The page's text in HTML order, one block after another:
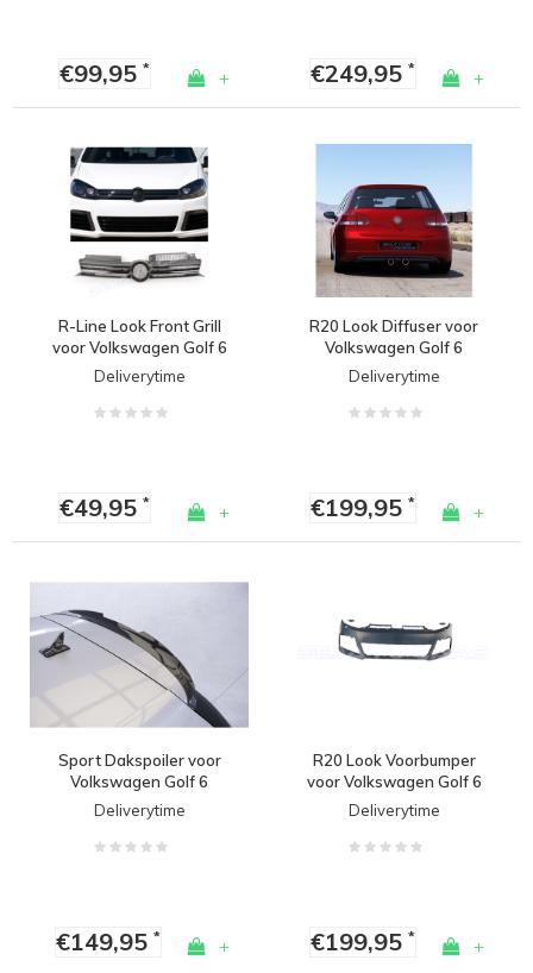
€99,95* + €249,95* +
R-Line Look Front Grill
voor Volkswagen Golf 6
Deliverytime
€49,95* +
R20 Look Diffuser voor
Volkswagen Golf 6
Deliverytime
€199,95* +
Sport Dakspoiler voor
Volkswagen Golf 6
Deliverytime
€149,95* +
R20 Look Voorbumper
voor Volkswagen Golf 6
Deliverytime
€199,95* +